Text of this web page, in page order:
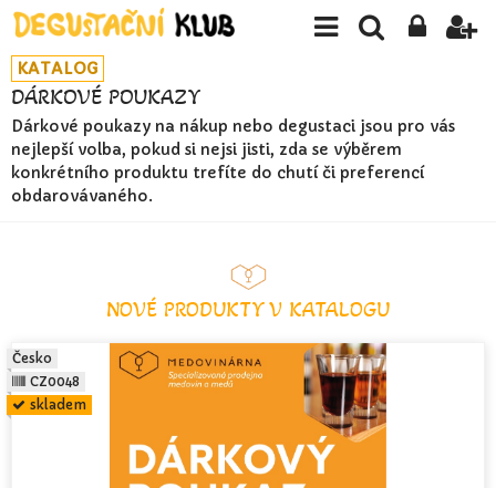
KATALOG
DÁRKOVÉ POUKAZY
Dárkové poukazy na nákup nebo degustaci jsou pro vás
nejlepší volba, pokud si nejsi jisti, zda se výběrem
konkrétního produktu trefíte do chutí či preferencí
obdarovávaného.
NOVÉ PRODUKTY V KATALOGU
Česko
CZ0048
skladem